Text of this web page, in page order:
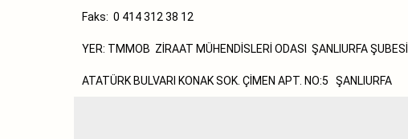
Faks: 0 414 312 38 12
YER: TMMOB ZİRAAT MÜHENDİSLERİ ODASI ŞANLIURFA ŞUBESİ
ATATÜRK BULVARI KONAK SOK. ÇİMEN APT. NO:5 ŞANLIURFA